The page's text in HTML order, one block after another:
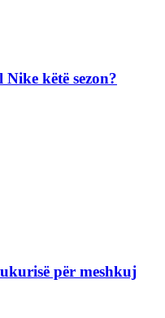
këtë sezon?
për meshkuj